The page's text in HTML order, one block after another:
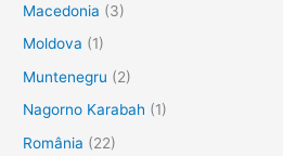
Macedonia (3)
Moldova (1)
Muntenegru (2)
Nagorno Karabah (1)
România (22)